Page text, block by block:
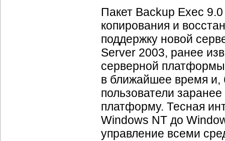
Пакет Backup Exec
копирования и
поддержку новой
Server 2003, ранее
серверной
в ближайшее время и,
пользователи
платформу. Тесная
Windows NT до
управление всеми